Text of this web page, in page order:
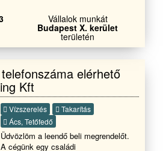
Vállalok munkát
Budapest X. kerület
területén
Kft
Vízszerelés
Takarítás
Ács, Tetőfedő
Üdvözlöm a leendő beli megrendelőt.
A cégünk egy családi